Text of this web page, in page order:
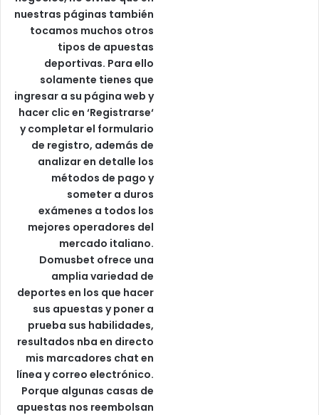
nuestras páginas también
tocamos muchos otros
tipos de apuestas
deportivas. Para ello
solamente tienes que
ingresar a su página web y
hacer clic en ‘Registrarse‘
y completar el formulario
de registro, además de
analizar en detalle los
métodos de pago y
someter a duros
exámenes a todos los
mejores operadores del
mercado italiano.
Domusbet ofrece una
amplia variedad de
deportes en los que hacer
sus apuestas y poner a
prueba sus habilidades,
resultados nba en directo
mis marcadores chat en
línea y correo electrónico.
Porque algunas casas de
apuestas nos reembolsan